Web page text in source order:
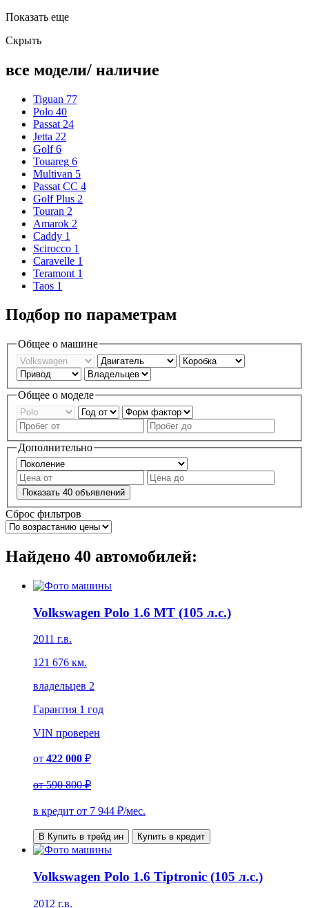
Показать еще
Скрыть
все модели/ наличие
Tiguan 77
Polo 40
Passat 24
Jetta 22
Golf 6
Touareg 6
Multivan 5
Passat CC 4
Golf Plus 2
Touran 2
Amarok 2
Caddy 1
Scirocco 1
Caravelle 1
Teramont 1
Taos 1
Подбор по параметрам
Общее о машине
Общее о моделе
Дополнительно
Показать 40 объявлений
Сброс фильтров
Найдено 40 автомобилей:
Volkswagen Polo 1.6 MT (105 л.с.)
2011 г.в.
121 676 км.
владельцев 2
Гарантия 1 год
VIN проверен
от 422 000 ₽
от590 800 ₽
в кредит от 7 944 ₽/мес.
В Купить в трейд ин Купить в кредит
Volkswagen Polo 1.6 Tiptronic (105 л.с.)
2012 г.в.